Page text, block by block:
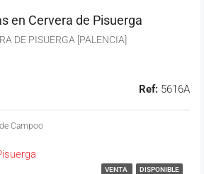
en Cervera de Pisuerga
DE PISUERGA [PALENCIA]
Ref: 5616A
Campoo
VENTA DISPONIBLE